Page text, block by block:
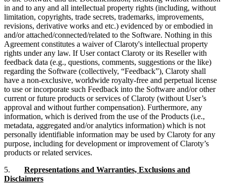
in and to any and all intellectual property rights (including, without
limitation, copyrights, trade secrets, trademarks, improvements,
revisions, derivative works and etc.) evidenced by or embodied in
and/or attached/connected/related to the Software. Nothing in this
Agreement constitutes a waiver of Claroty's intellectual property
rights under any law. If User contact Claroty or its Reseller with
feedback data (e.g., questions, comments, suggestions or the like)
regarding the Software (collectively, “Feedback”), Claroty shall
have a non-exclusive, worldwide royalty-free and perpetual license
to use or incorporate such Feedback into the Software and/or other
current or future products or services of Claroty (without User’s
approval and without further compensation). Furthermore, any
information, which is derived from the use of the Products (i.e.,
metadata, aggregated and/or analytics information) which is not
personally identifiable information may be used by Claroty for any
purpose, including for development or improvement of Claroty’s
products or related services.
5. Representations and Warranties, Exclusions and
Disclaimers